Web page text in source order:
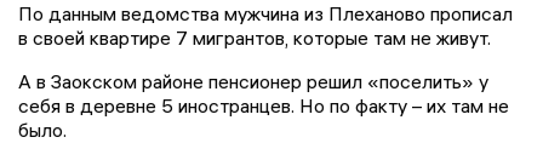
По данным ведомства мужчина из Плеханово прописал
в своей квартире 7 мигрантов, которые там не живут.
А в Заокском районе пенсионер решил «поселить» у
себя в деревне 5 иностранцев. Но по факту – их там не
было.